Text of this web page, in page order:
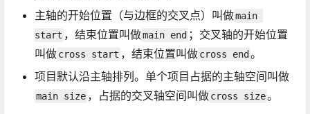
主轴的开始位置（与边框的交叉点）叫做main
start ，结束位置叫做main end ；交叉轴的开始位置
叫做cross start ，结束位置叫做cross end 。
项目默认沿主轴排列。单个项目占据的主轴空间叫做
main size ，占据的交叉轴空间叫做cross size。